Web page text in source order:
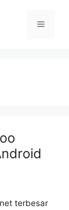
Menu
terbesar